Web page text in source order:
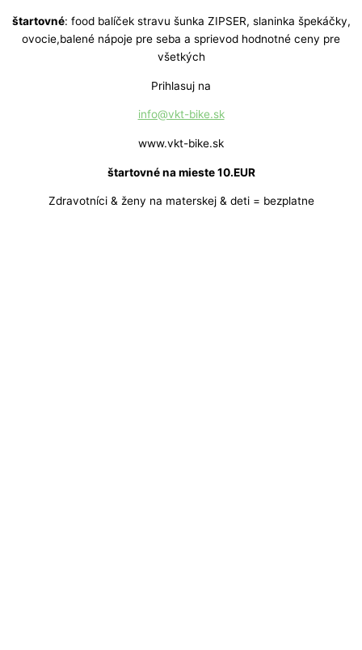
štartovné: food balíček stravu šunka ZIPSER, slaninka špekáčky,
ovocie,balené nápoje pre seba a sprievod hodnotné ceny pre
všetkých
Prihlasuj na
info@vkt-bike.sk
www.vkt-bike.sk
štartovné na mieste 10.EUR
Zdravotníci & ženy na materskej & deti = bezplatne